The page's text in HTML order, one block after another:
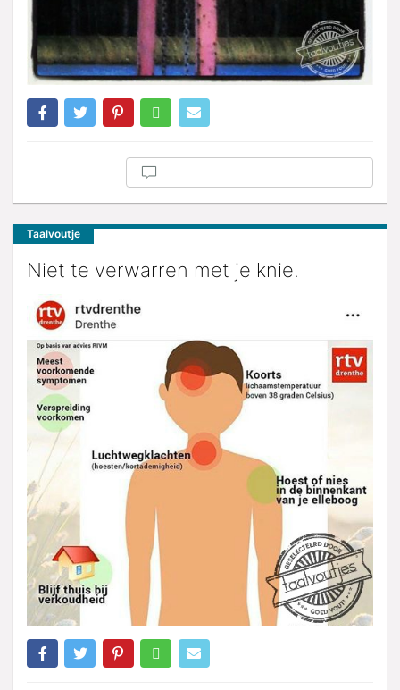
Taalvoutje
Niet te verwarren met je knie.